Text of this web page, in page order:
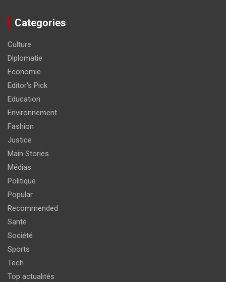
Categories
Culture
Diplomatie
Economie
Editor's Pick
Education
Environnement
Fashion
Justice
Main Stories
Médias
Politique
Popular
Recommended
Santé
Société
Sports
Tech
Top actualités